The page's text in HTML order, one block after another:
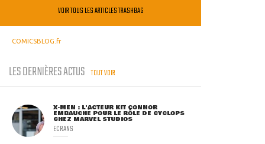
VOIR TOUS LES ARTICLES TRASHBAG
COMICSBLOG.fr
LES DERNIÈRES ACTUS TOUT VOIR
X-MEN : L'ACTEUR KIT CONNOR
EMBAUCHÉ POUR LE RÔLE DE CYCLOPS
CHEZ MARVEL STUDIOS
ECRANS